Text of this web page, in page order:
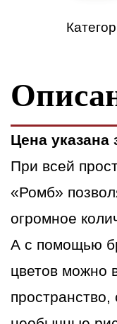
mix)"
Цена указана
При всей
«Ромб»
огромное
А с помощью
цветов можно